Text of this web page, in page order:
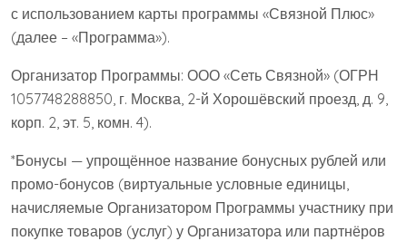
с использованием карты программы «Связной Плюс»
(далее – «Программа»).
Организатор Программы: ООО «Сеть Связной» (ОГРН
1057748288850, г. Москва, 2-й Хорошёвский проезд, д. 9,
корп. 2, эт. 5, комн. 4).
*Бонусы — упрощённое название бонусных рублей или
промо-бонусов (виртуальные условные единицы,
начисляемые Организатором Программы участнику при
покупке товаров (услуг) у Организатора или партнёров